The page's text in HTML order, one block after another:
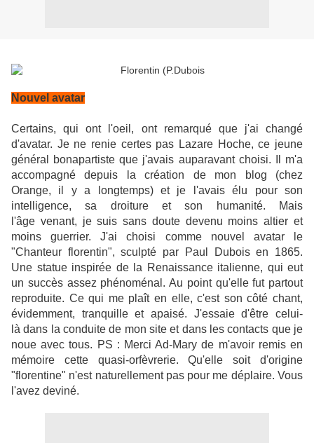
Nouvel avatar
Certains, qui ont l'oeil, ont remarqué que j'ai changé
d'avatar. Je ne renie certes pas Lazare Hoche, ce jeune
général bonapartiste que j'avais auparavant choisi. Il m'a
accompagné depuis la création de mon blog (chez
Orange, il y a longtemps) et je l'avais élu pour son
intelligence, sa droiture et son humanité. Mais
l'âge venant, je suis sans doute devenu moins altier et
moins guerrier. J'ai choisi comme nouvel avatar le
"Chanteur florentin", sculpté par Paul Dubois en 1865.
Une statue inspirée de la Renaissance italienne, qui eut
un succès assez phénoménal. Au point qu'elle fut partout
reproduite. Ce qui me plaît en elle, c'est son côté chant,
évidemment, tranquille et apaisé. J'essaie d'être celui-
là dans la conduite de mon site et dans les contacts que je
noue avec tous. PS : Merci Ad-Mary de m'avoir remis en
mémoire cette quasi-orfèvrerie. Qu'elle soit d'origine
"florentine" n'est naturellement pas pour me déplaire. Vous
l'avez deviné.